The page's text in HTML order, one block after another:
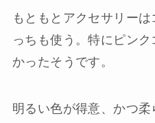
もともとアクセサリー
っちも使う。特にピン
かったそうです。
明るい色が得意、かつ